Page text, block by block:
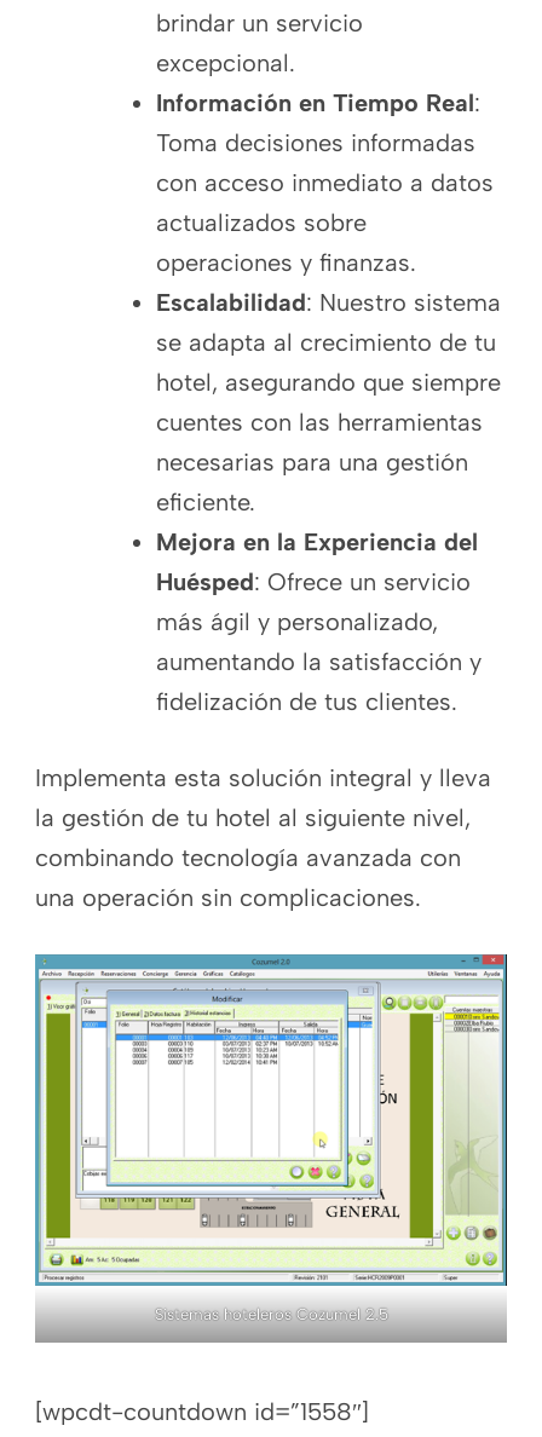
brindar un servicio
excepcional.
Información en Tiempo Real:
Toma decisiones informadas
con acceso inmediato a datos
actualizados sobre
operaciones y finanzas.
Escalabilidad: Nuestro sistema
se adapta al crecimiento de tu
hotel, asegurando que siempre
cuentes con las herramientas
necesarias para una gestión
eficiente.
Mejora en la Experiencia del
Huésped: Ofrece un servicio
más ágil y personalizado,
aumentando la satisfacción y
fidelización de tus clientes.
Implementa esta solución integral y lleva
la gestión de tu hotel al siguiente nivel,
combinando tecnología avanzada con
una operación sin complicaciones.
Sistemas hoteleros Cozumel 2.5
[wpcdt-countdown id=”1558″]